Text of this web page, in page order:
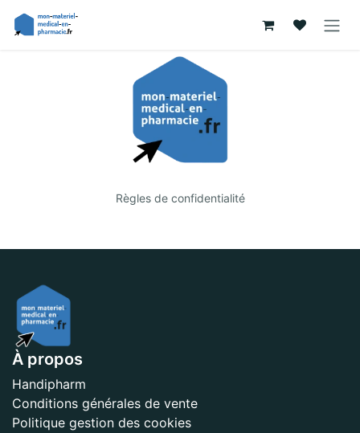
Se rendre au contenu
Règles de confidentialité
À propos
Handipharm
Conditions générales de vente
Politique gestion des cookies